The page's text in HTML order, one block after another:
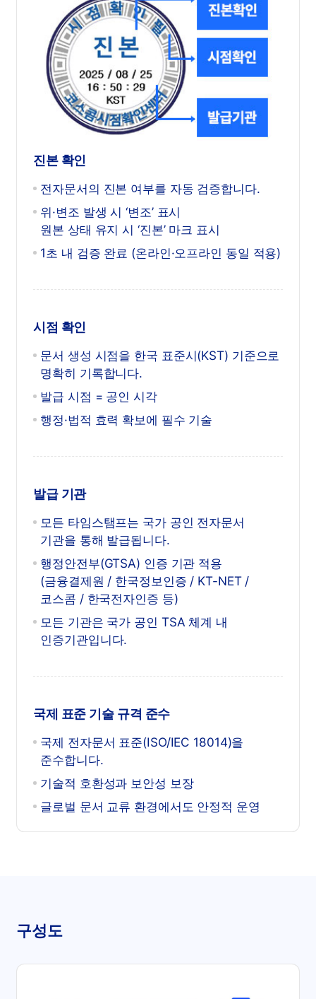
진본 확인
전자문서의 진본 여부를 자동 검증합니다.
위·변조 발생 시 ‘변조’ 표시
원본 상태 유지 시 ‘진본’ 마크 표시
1초 내 검증 완료 (온라인·오프라인 동일 적용)
시점 확인
문서 생성 시점을 한국 표준시(KST) 기준으로
명확히 기록합니다.
발급 시점 = 공인 시각
행정·법적 효력 확보에 필수 기술
발급 기관
모든 타임스탬프는 국가 공인 전자문서
기관을 통해 발급됩니다.
행정안전부(GTSA) 인증 기관 적용
(금융결제원 / 한국정보인증 / KT-NET /
코스콤 / 한국전자인증 등)
모든 기관은 국가 공인 TSA 체계 내
인증기관입니다.
국제 표준 기술 규격 준수
국제 전자문서 표준(ISO/IEC 18014)을
준수합니다.
기술적 호환성과 보안성 보장
글로벌 문서 교류 환경에서도 안정적 운영
구성도